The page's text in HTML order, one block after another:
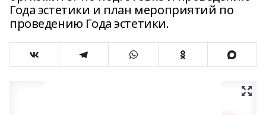
Года эстетики и план мероприятий по
проведению Года эстетики.